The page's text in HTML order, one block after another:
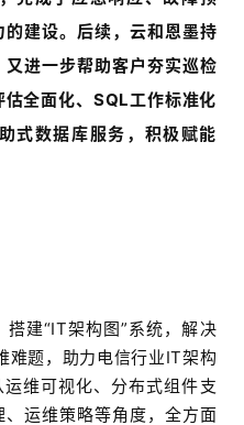
建设。 后续，云和恩墨持
又进一步帮助客户夯实巡检
全面化、SQL工作标准化
式数据库服务，积极赋能
建“IT架构图”系统，解决
难题，助力电信行业IT架构
维可视化、分布式组件支
运维策略等角度，全方面